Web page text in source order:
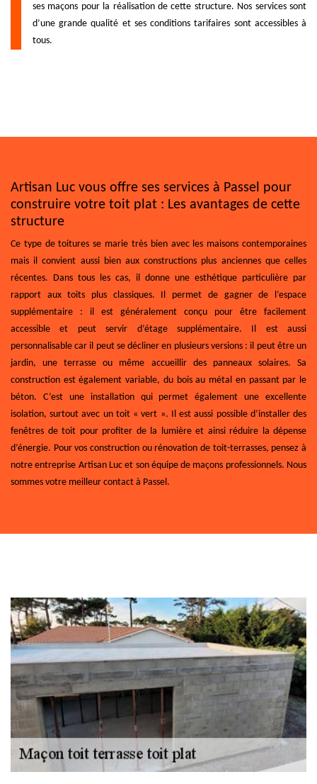
ses maçons pour la réalisation de cette structure. Nos services sont
d’une grande qualité et ses conditions tarifaires sont accessibles à
tous.
Artisan Luc vous offre ses services à Passel pour
construire votre toit plat : Les avantages de cette
structure
Ce type de toitures se marie très bien avec les maisons contemporaines
mais il convient aussi bien aux constructions plus anciennes que celles
récentes. Dans tous les cas, il donne une esthétique particulière par
rapport aux toits plus classiques. Il permet de gagner de l’espace
supplémentaire : il est généralement conçu pour être facilement
accessible et peut servir d’étage supplémentaire. Il est aussi
personnalisable car il peut se décliner en plusieurs versions : il peut être un
jardin, une terrasse ou même accueillir des panneaux solaires. Sa
construction est également variable, du bois au métal en passant par le
béton. C’est une installation qui permet également une excellente
isolation, surtout avec un toit « vert ». Il est aussi possible d’installer des
fenêtres de toit pour profiter de la lumière et ainsi réduire la dépense
d’énergie. Pour vos construction ou rénovation de toit-terrasses, pensez à
notre entreprise Artisan Luc et son équipe de maçons professionnels. Nous
sommes votre meilleur contact à Passel.